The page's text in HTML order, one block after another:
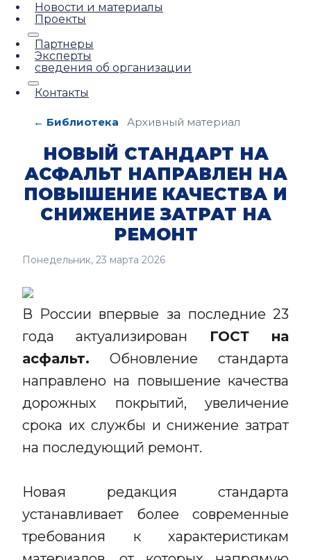
Новости и материалы
Проекты
Партнеры
Эксперты
сведения об организации
Контакты
← Библиотека Архивный материал
НОВЫЙ СТАНДАРТ НА
АСФАЛЬТ НАПРАВЛЕН НА
ПОВЫШЕНИЕ КАЧЕСТВА И
СНИЖЕНИЕ ЗАТРАТ НА
РЕМОНТ
Понедельник, 23 марта 2026
В России впервые за последние 23
года актуализирован ГОСТ на
асфальт. Обновление стандарта
направлено на повышение качества
дорожных покрытий, увеличение
срока их службы и снижение затрат
на последующий ремонт.
Новая редакция стандарта
устанавливает более современные
требования к характеристикам